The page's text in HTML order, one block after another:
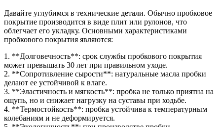
Давайте углубимся в технические детали. Обычно пробковое
покрытие производится в виде плит или рулонов, что
облегчает его укладку. Основными характеристиками
пробкового покрытия являются:
1. **Долговечность**: срок службы пробкового покрытия
может превышать 30 лет при правильном уходе.
2. **Сопротивление сырости**: натуральные масла пробки
делают ее устойчивой к влаге.
3. **Эластичность и мягкость**: пробка не только приятна на
ощупь, но и снижает нагрузку на суставы при ходьбе.
4. **Термостойкость**: пробка устойчива к температурным
колебаниям и не деформируется.